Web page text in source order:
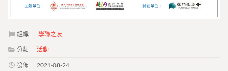
組織 學聯之友
分類 活動
發佈 2021-08-24